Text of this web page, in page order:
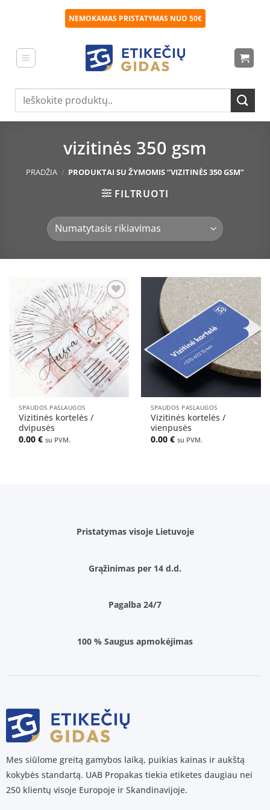
NEMOKAMAS PRISTATYMAS NUO 50€
Ieškoti:
vizitinės 350 gsm
PRADŽIA / PRODUKTAI SU ŽYMOMIS “VIZITINĖS 350 GSM”
FILTRUOTI
Pridėti
į norų
sąrašą
SPAUDOS PASLAUGOS
Vizitinės kortelės /
dvipusės
0.00€ su PVM.
Pridėti
į norų
sąrašą
SPAUDOS PASLAUGOS
Vizitinės kortelės /
vienpusės
0.00€ su PVM.
Pristatymas visoje Lietuvoje
Grąžinimas per 14 d.d.
Pagalba 24/7
100 % Saugus apmokėjimas
Mes siūlome greitą gamybos laiką, puikias kainas ir aukštą
kokybės standartą. UAB Propakas tiekia etiketes daugiau nei
250 klientų visoje Europoje ir Skandinavijoje.